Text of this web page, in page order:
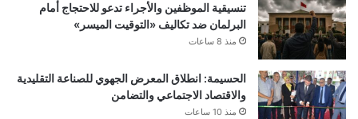
تنسيقية الموظفين والأجراء تدعو للاحتجاج أمام
البرلمان ضد تكاليف «التوقيت الميسر»
منذ 8 ساعات
الحسيمة: انطلاق المعرض الجهوي للصناعة التقليدية
والاقتصاد الاجتماعي والتضامن
منذ 10 ساعات